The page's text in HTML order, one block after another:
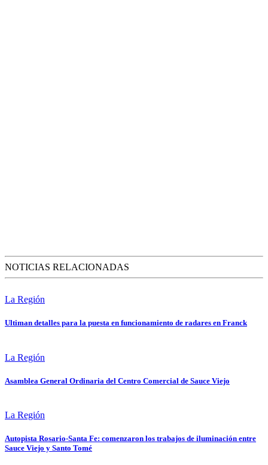
NOTICIAS RELACIONADAS
La Región
Ultiman detalles para la puesta en funcionamiento de radares en Franck
La Región
Asamblea General Ordinaria del Centro Comercial de Sauce Viejo
La Región
Autopista Rosario-Santa Fe: comenzaron los trabajos de iluminación entre
Sauce Viejo y Santo Tomé